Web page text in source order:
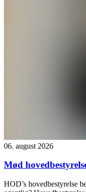
06. august 2026
Mød
HOD’s hovedbestyrelse